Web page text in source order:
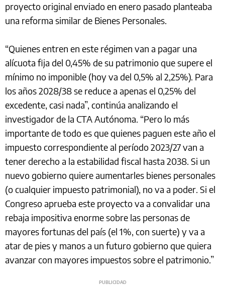
proyecto original enviado en enero pasado planteaba
una reforma similar de Bienes Personales.
“Quienes entren en este régimen van a pagar una
alícuota fija del 0,45% de su patrimonio que supere el
mínimo no imponible (hoy va del 0,5% al 2,25%). Para
los años 2028/38 se reduce a apenas el 0,25% del
excedente, casi nada”, continúa analizando el
investigador de la CTA Autónoma. “Pero lo más
importante de todo es que quienes paguen este año el
impuesto correspondiente al período 2023/27 van a
tener derecho a la estabilidad fiscal hasta 2038. Si un
nuevo gobierno quiere aumentarles bienes personales
(o cualquier impuesto patrimonial), no va a poder. Si el
Congreso aprueba este proyecto va a convalidar una
rebaja impositiva enorme sobre las personas de
mayores fortunas del país (el 1%, con suerte) y va a
atar de pies y manos a un futuro gobierno que quiera
avanzar con mayores impuestos sobre el patrimonio.”